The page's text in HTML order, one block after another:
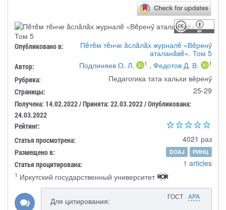
Опубликовано в:
Пĕтĕм тĕнче ăслăлăх журналĕ «Вĕренӳ
аталанăвĕ». Том 5
Автор: Подлиняев О. Л. 1 , Федотов Д. В. 1
Рубрика: Педагогика тата хальхи вӗренӳ
Страницы: 25-29
Получена: 14.02.2022 / Принята: 22.03.2022 / Опубликована:
24.03.2022
Рейтинг:
Статья просмотрена:
4021 раз
Размещено в: DOAJ РИНЦ
Статья процитирована: 1 articles
1 Иркутский государственный университет
ГОСТ APA
Для цитирования: